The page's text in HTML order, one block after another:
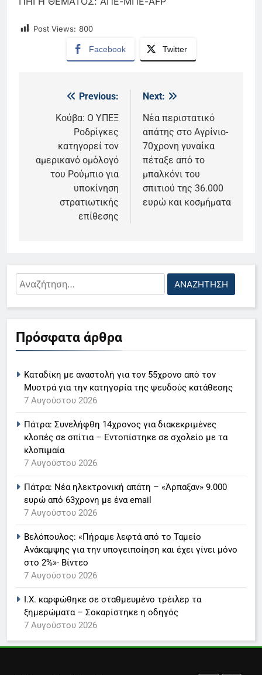
Post Views: 800
Facebook Twitter
Πλοήγηση
άρθρων
Previous:
Κούβα: Ο ΥΠΕΞ
Ροδρίγκες
κατηγορεί τον
αμερικανό ομόλογό
του Ρούμπιο για
υποκίνηση
στρατιωτικής
επίθεσης
Next:
Νέα περιστατικό
απάτης στο Αγρίνιο-
70χρονη γυναίκα
πέταξε από το
μπαλκόνι του
σπιτιού της 36.000
ευρώ και κοσμήματα
Αναζήτηση
για:
Πρόσφατα άρθρα
Καταδίκη με αναστολή για τον 55χρονο από τον
Μυστρά για την κατηγορία της ψευδούς κατάθεσης
7 Αυγούστου 2026
Πάτρα: Συνελήφθη 14χρονος για διακεκριμένες
κλοπές σε σπίτια – Εντοπίστηκε σε σχολείο με τα
κλοπιμαία
7 Αυγούστου 2026
Πάτρα: Νέα ηλεκτρονική απάτη – «Άρπαξαν» 9.000
ευρώ από 63χρονη με ένα email
7 Αυγούστου 2026
Βελόπουλος: «Πήραμε λεφτά από το Ταμείο
Ανάκαμψης για την υπογειποίηση και έχει γίνει μόνο
στο 2%»- Βίντεο
7 Αυγούστου 2026
Ι.Χ. καρφώθηκε σε σταθμευμένο τρέιλερ τα
ξημερώματα – Σοκαρίστηκε η οδηγός
7 Αυγούστου 2026
5
Ο Παναγιώτης Στάθης στο
ειδήσεων της ΕΡΤ
LIFESTYLE-MEDIA
Στον ΑΝΤ1 η Σία Κοσιώνη- Η
ανακοίνωση του σταθμού
7
Τέλος από τον ΑΝΤ1 ο
LIFESTYLE-MEDIA
8
Times μαζί σε μια νέα
συνδρομητική πρόταση
LIFESTYLE-MEDIA
1